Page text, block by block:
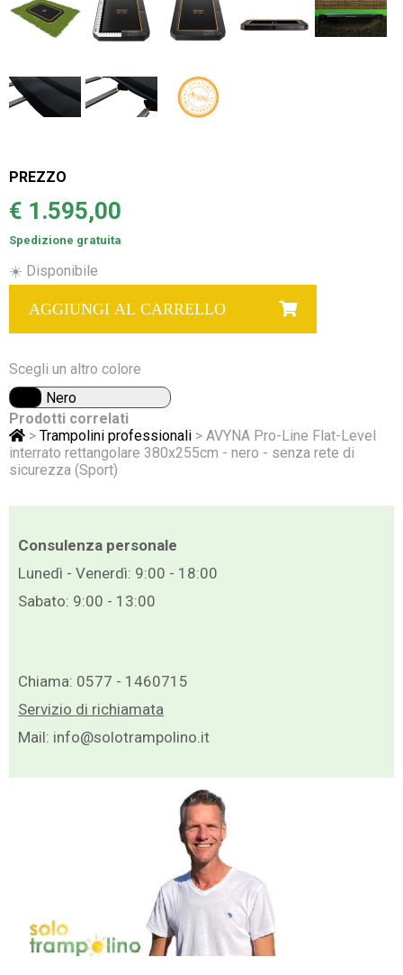
PREZZO
€ 1.595,00
Spedizione gratuita
☀️ Disponibile
AGGIUNGI AL CARRELLO
Scegli un altro colore
Nero
Prodotti correlati
> Trampolini professionali > AVYNA Pro-Line Flat-Level
interrato rettangolare 380x255cm - nero - senza rete di
sicurezza (Sport)
Consulenza personale
Lunedì - Venerdì: 9:00 - 18:00
Sabato: 9:00 - 13:00
Chiama: 0577 - 1460715
Servizio di richiamata
Mail: info@solotrampolino.it